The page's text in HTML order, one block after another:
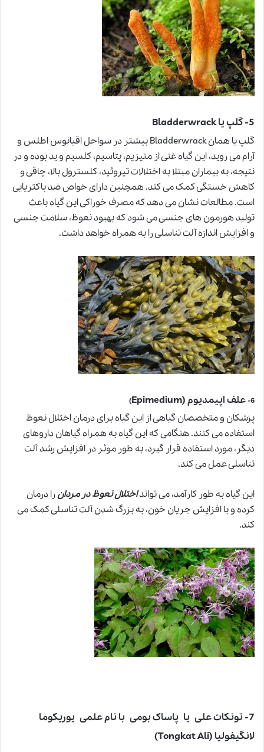
5- کَلپ یا Bladderwrack
کَلپ یا همان Bladderwrack بیشتر در سواحل اقیانوس اطلس و
آرام می روید، این گیاه غنی از منیزیم، پتاسیم، کلسیم و ید بوده و در
نتیجه، به بیماران مبتلا به اختلالات تیروئید، کلسترول بالا، چاقی و
کاهش خستگی کمک می کند. همچنین دارای خواص ضد باکتریایی
است. مطالعات نشان می دهد که مصرف خوراکی این گیاه باعث
تولید هورمون های جنسی می شود که بهبود نعوظ، سلامت جنسی
و افزایش اندازه آلت تناسلی را به همراه خواهد داشت.
6- علف اپیمدیوم (Epimedium )
پزشکان و متخصصان گیاهی از این گیاه برای درمان اختلال نعوظ
استفاده می کنند. هنگامی که این گیاه به همراه گیاهان داروهای
دیگر، مورد استفاده قرار گیرد، به طور موثر در افزایش رشد آلت
تناسلی عمل می کند.
این گیاه به طور کارآمد، می توانداختلال نعوظ در مردانرا درمان
کرده و با افزایش جریان خون، به بزرگ شدن آلت تناسلی کمک می
کند.
7- تونکات علی یا پاساک بومی با نام علمی یوریکوما
لانگیفولیا (Tongkat Ali)